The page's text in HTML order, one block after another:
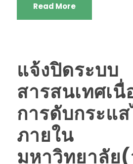
Read More
แจ้งปิดระบบ
สารสนเทศเนื่
การดับกระแ
ภายใน
มหาวิทยาลัย